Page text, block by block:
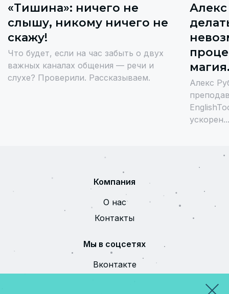
«Тишина»: ничего не
слышу, никому ничего не
скажу!
Что будет, если на час забыть о двух
важных каналах общения — речи и
слухе? Проверили. Рассказываем.
Алекс
ускорен...
Компания
О нас
Контакты
Мы в соцсетях
Вконтакте